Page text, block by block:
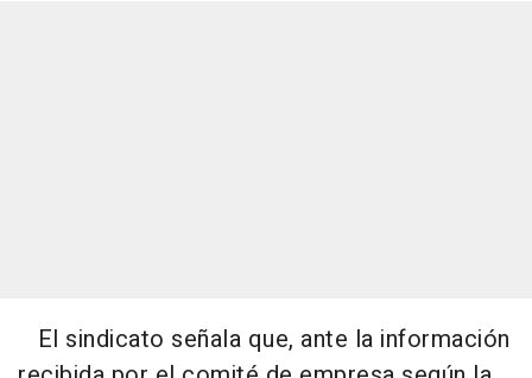
El sindicato señala que, ante la información